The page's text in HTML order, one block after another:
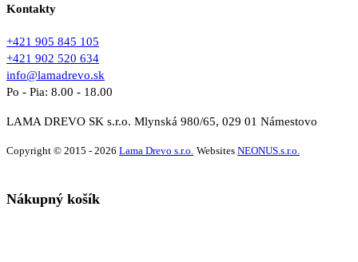
Kontakty
+421 905 845 105
+421 902 520 634
info@lamadrevo.sk
Po - Pia: 8.00 - 18.00
LAMA DREVO SK s.r.o. Mlynská 980/65, 029 01 Námestovo
Copyright © 2015 - 2026 Lama Drevo s.r.o. Websites NEONUS.s.r.o.
Nákupný košík